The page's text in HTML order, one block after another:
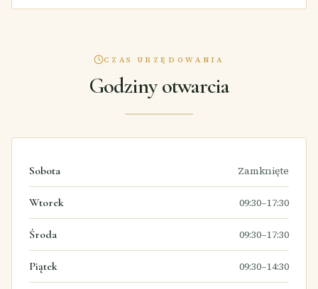
CZAS URZĘDOWANIA
Godziny otwarcia
Sobota Zamknięte
Wtorek 09:30–17:30
Środa 09:30–17:30
Piątek 09:30–14:30